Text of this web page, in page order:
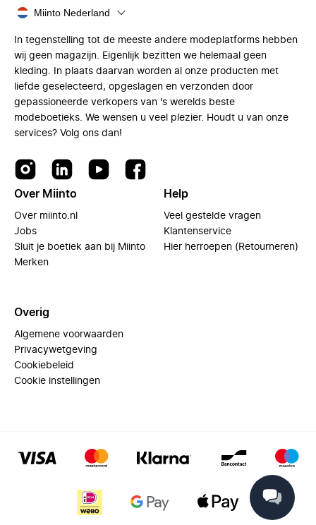
Miinto Nederland
In tegenstelling tot de meeste andere modeplatforms hebben
wij geen magazijn. Eigenlijk bezitten we helemaal geen
kleding. In plaats daarvan worden al onze producten met
liefde geselecteerd, opgeslagen en verzonden door
gepassioneerde verkopers van 's werelds beste
modeboetieks. We wensen u veel plezier. Houdt u van onze
services? Volg ons dan!
Over Miinto
Over miinto.nl
Jobs
Sluit je boetiek aan bij Miinto
Merken
Help
Veel gestelde vragen
Klantenservice
Hier herroepen (Retourneren)
Overig
Algemene voorwaarden
Privacywetgeving
Cookiebeleid
Cookie instellingen